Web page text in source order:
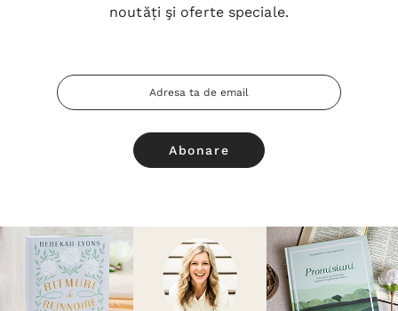
noutăți şi oferte speciale.
Adresa
Email